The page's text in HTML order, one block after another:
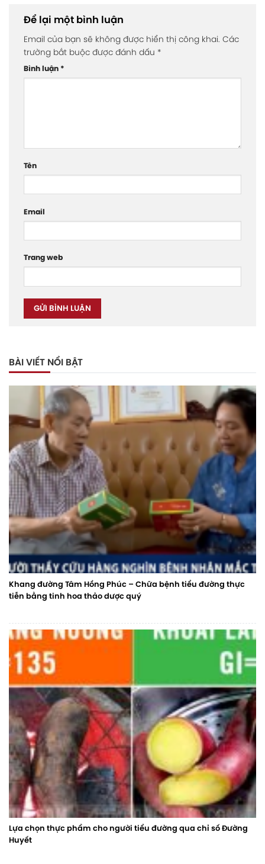
Để lại một bình luận
Email của bạn sẽ không được hiển thị công khai. Các
trường bắt buộc được đánh dấu *
Bình luận *
Tên
Email
Trang web
BÀI VIẾT NỔI BẬT
Khang đường Tâm Hồng Phúc – Chữa bệnh tiểu đường thực
tiễn bằng tinh hoa thảo dược quý
Lựa chọn thực phẩm cho người tiểu đường qua chỉ số Đường
Huyết